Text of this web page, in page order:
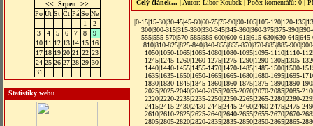
<< Srpen
>>
Po Út St Čt Pá So Ne
1
2
3
4 5 6 7 8
9
10 11 12 13 14 15 16
17 18 19 20 21 22 23
24 25 26 27 28 29 30
31
Statistiky webu
Celý článek... | Autor: Libor Koubek | Počet komentářů: 0 |
|0-15|15-30|30-45|45-60|60-75|75-90|90-105|105-120|120-135|
300|300-315|315-330|330-345|345-360|360-375|375-390|
555|555-570|570-585|585-600|600-615|615-630|630-645|
810|810-825|825-840|840-855|855-870|870-885|885-900|
1050|1050-1065|1065-1080|1080-1095|1095-1110|1110-
1245|1245-1260|1260-1275|1275-1290|1290-1305|1305-
1440|1440-1455|1455-1470|1470-1485|1485-1500|1500-
1635|1635-1650|1650-1665|1665-1680|1680-1695|1695-
1830|1830-1845|1845-1860|1860-1875|1875-1890|1890-
2025|2025-2040|2040-2055|2055-2070|2070-2085|2085-
2220|2220-2235|2235-2250|2250-2265|2265-2280|2280-
2415|2415-2430|2430-2445|2445-2460|2460-2475|2475-
2610|2610-2625|2625-2640|2640-2655|2655-2670|2670-
2805|2805-2820|2820-2835|2835-2850|2850-2865|2865-